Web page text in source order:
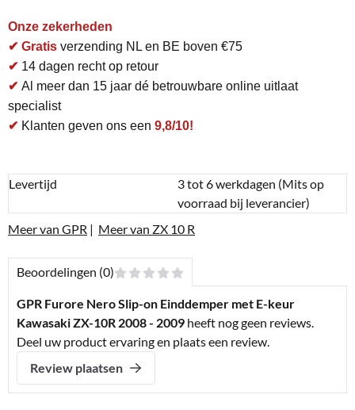
Onze zekerheden
✔ Gratis verzending NL en BE boven €75
✔ 14 dagen recht op retour
✔ Al meer dan 15 jaar dé betrouwbare online uitlaat
specialist
✔ Klanten geven ons een 9,8/10!
Levertijd
3 tot 6 werkdagen (Mits op
voorraad bij leverancier)
Meer van GPR | Meer van ZX 10 R
Beoordelingen (0)
GPR Furore Nero Slip-on Einddemper met E-keur
Kawasaki ZX-10R 2008 - 2009 heeft nog geen reviews.
Deel uw product ervaring en plaats een review.
Review plaatsen